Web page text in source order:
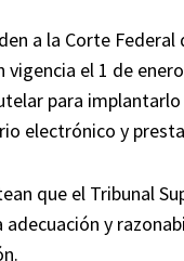
a la Corte
vigencia el 1 de
para
electrónico y
que el Tribunal
y